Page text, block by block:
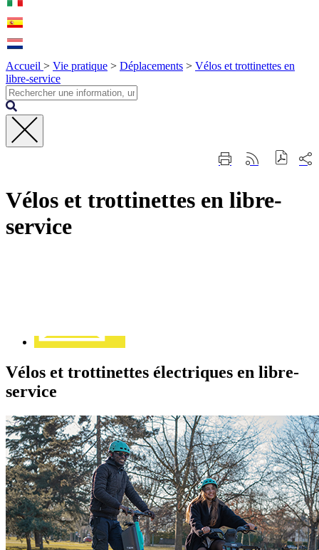
Accueil > Vie pratique > Déplacements > Vélos et trottinettes en
libre-service
Fermer
ImprimerGénérer
RSS
sur
Vélos et trottinettes en libre-
service
Vélos et trottinettes électriques en libre-
service